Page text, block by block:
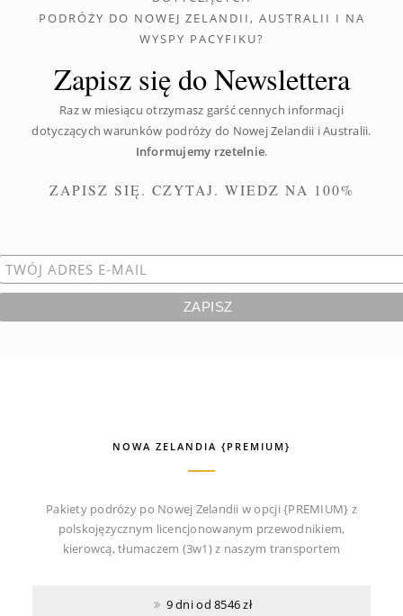
PODRÓŻY DO NOWEJ ZELANDII, AUSTRALII I NA
WYSPY PACYFIKU?
Zapisz się do Newslettera
Raz w miesiącu otrzymasz garść cennych informacji
dotyczących warunków podróży do Nowej Zelandii i Australii.
Informujemy rzetelnie.
ZAPISZ SIĘ. CZYTAJ. WIEDZ NA 100%
NOWA ZELANDIA {PREMIUM}
Pakiety podróży po Nowej Zelandii w opcji {PREMIUM} z
polskojęzycznym licencjonowanym przewodnikiem,
kierowcą, tłumaczem (3w1) z naszym transportem
9 dni od 8546 zł